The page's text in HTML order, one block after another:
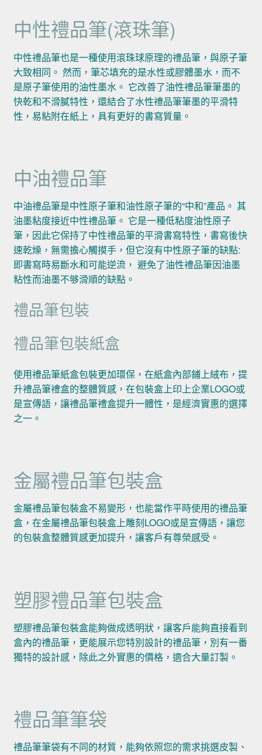
中性禮品筆(滾珠筆)
中性禮品筆也是一種使用滾珠球原理的禮品筆，與原子筆
大致相同。 然而，筆芯填充的是水性或膠體墨水，而不
是原子筆使用的油性墨水。 它改善了油性禮品筆筆墨的
快乾和不滑膩特性，還結合了水性禮品筆筆墨的平滑特
性，易粘附在紙上，具有更好的書寫質量。
中油禮品筆
中油禮品筆是中性原子筆和油性原子筆的“中和”產品。 其
油墨粘度接近中性禮品筆。 它是一種低粘度油性原子
筆，因此它保持了中性禮品筆的平滑書寫特性，書寫後快
速乾燥，無需擔心觸摸手，但它沒有中性原子筆的缺點:
即書寫時易斷水和可能逆流， 避免了油性禮品筆因油墨
粘性而油墨不够滑順的缺點。
禮品筆包裝
禮品筆包裝紙盒
使用禮品筆紙盒包裝更加環保，在紙盒內部鋪上絨布，提
升禮品筆禮盒的整體質感，在包裝盒上印上企業LOGO或
是宣傳語，讓禮品筆禮盒提升一體性，是經濟實惠的選擇
之一。
金屬禮品筆包裝盒
金屬禮品筆包裝盒不易變形，也能當作平時使用的禮品筆
盒，在金屬禮品筆包裝盒上雕刻LOGO或是宣傳語，讓您
的包裝盒整體質感更加提升，讓客戶有尊榮感受。
塑膠禮品筆包裝盒
塑膠禮品筆包裝盒能夠做成透明狀，讓客戶能夠直接看到
盒內的禮品筆，更能展示您特別設計的禮品筆，別有一番
獨特的設計感，除此之外實惠的價格，適合大量訂製。
禮品筆筆袋
禮品筆筆袋有不同的材質，能夠依照您的需求挑選皮製、